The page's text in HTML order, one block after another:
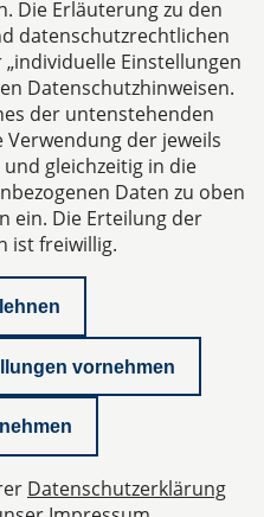
Wirtschaftsprüfer und
Die Erläuterung zu den
datenschutzrechtlichen
Einstellungen
Datenschutzhinweisen.
der untenstehenden
Verwendung der jeweils
gleichzeitig in die
Daten zu oben
ein. Die Erteilung der
ist freiwillig.
vornehmen
Datenschutzerklärung